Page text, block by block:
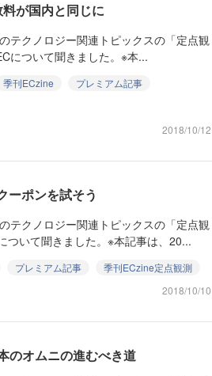
が国内と同じに
テクノロジー関連トピックスの「定点観
について聞きました。※本...
季刊ECzine
プレミアム記事
2018/10/12
ーポンを試そう
テクノロジー関連トピックスの「定点観
ついて聞きました。※本記事は、20...
プレミアム記事
季刊ECzine定点観測
2018/10/10
のオムニの進むべき道